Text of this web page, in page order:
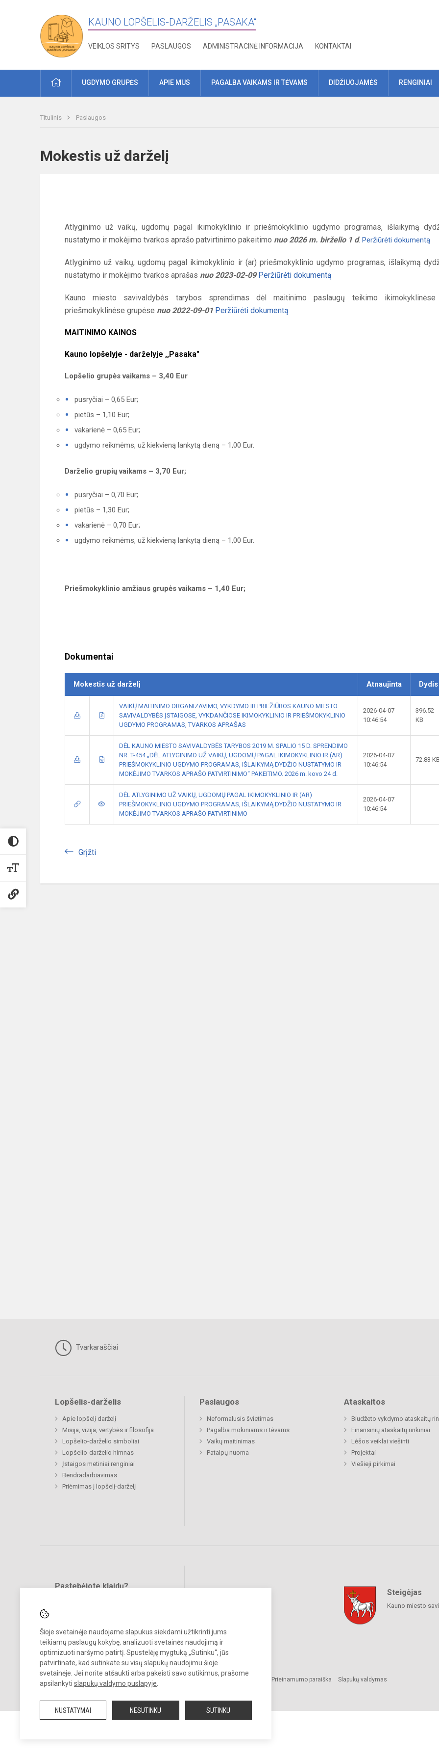
Šioje svetainėje naudojame slapukus siekdami užtikrinti jums
teikiamų paslaugų kokybę, analizuoti svetainės naudojimą ir
optimizuoti naršymo patirtį. Spustelėję mygtuką „Sutinku“, jūs
patvirtinate, kad sutinkate su visų slapukų naudojimu šioje
svetainėje. Jei norite atšaukti arba pakeisti savo sutikimus, prašome
apsilankyti slapukų valdymo puslapyje
NUSTATYMAI NESUTINKU SUTINKU
KAUNO LOPŠELIS-DARŽELIS „PASAKA“
VEIKLOS SRITYS PASLAUGOS ADMINISTRACINĖ INFORMACIJA KONTAKTAI
PRADŽIAUGDYMO GRUPĖS APIE MUS PAGALBA VAIKAMS IR TĖVAMS DIDŽIUOJAMĖS RENGINIAI
Titulinis Paslaugos
Mokestis už darželį
Atlyginimo už vaikų, ugdomų pagal ikimokyklinio ir priešmokyklinio ugdymo programas, išlaikymą
nustatymo ir mokėjimo tvarkos aprašo patvirtinimo pakeitimo nuo 2026 m. birželio 1 d. Peržiūrėti dokumentą
Atlyginimo už vaikų, ugdomų pagal ikimokyklinio ir (ar) priešmokyklinio ugdymo programas, išlaikymą
nustatymo ir mokėjimo tvarkos aprašas nuo 2023-02-09 Peržiūrėti dokumentą
Kauno miesto savivaldybės tarybos sprendimas dėl maitinimo paslaugų teikimo
priešmokyklinėse grupėse nuo 2022-09-01 Peržiūrėti dokumentą
MAITINIMO KAINOS
Kauno lopšelyje - darželyje ,,Pasaka"
Lopšelio grupės vaikams – 3,40 Eur
pusryčiai – 0,65 Eur;
pietūs – 1,10 Eur;
vakarienė – 0,65 Eur;
ugdymo reikmėms, už kiekvieną lankytą dieną – 1,00 Eur.
Darželio grupių vaikams – 3,70 Eur;
pusryčiai – 0,70 Eur;
pietūs – 1,30 Eur;
vakarienė – 0,70 Eur;
ugdymo reikmėms, už kiekvieną lankytą dieną – 1,00 Eur.
Priešmokyklinio amžiaus grupės vaikams – 1,40 Eur;
Dokumentai
Mokestis už darželį Atnaujinta Dydis
VAIKŲ MAITINIMO ORGANIZAVIMO, VYKDYMO IR PRIEŽIŪROS KAUNO MIESTO
SAVIVALDYBĖS ĮSTAIGOSE, VYKDANČIOSE IKIMOKYKLINIO IR PRIEŠMOKYKLINIO
UGDYMO PROGRAMAS, TVARKOS APRAŠAS
2026-04-07
10:46:54
396.52
KB
DĖL KAUNO MIESTO SAVIVALDYBĖS TARYBOS 2019 M. SPALIO 15 D. SPRENDIMO
NR. T-454 „DĖL ATLYGINIMO UŽ VAIKŲ, UGDOMŲ PAGAL IKIMOKYKLINIO IR (AR)
PRIEŠMOKYKLINIO UGDYMO PROGRAMAS, IŠLAIKYMĄ DYDŽIO NUSTATYMO IR
MOKĖJIMO TVARKOS APRAŠO PATVIRTINIMO“ PAKEITIMO. 2026 m. kovo 24 d.
2026-04-07
10:46:54
72.83
DĖL ATLYGINIMO UŽ VAIKŲ, UGDOMŲ PAGAL IKIMOKYKLINIO IR (AR)
PRIEŠMOKYKLINIO UGDYMO PROGRAMAS, IŠLAIKYMĄ DYDŽIO NUSTATYMO IR
MOKĖJIMO TVARKOS APRAŠO PATVIRTINIMO
2026-04-07
10:46:54
Grįžti
Tvarkaraščiai
Lopšelis-darželis
Apie lopšelį darželį
Misija, vizija, vertybės ir filosofija
Lopšelio-darželio simboliai
Lopšelio-darželio himnas
Įstaigos metiniai renginiai
Bendradarbiavimas
Priėmimas į lopšelį-darželį
Paslaugos
Neformalusis švietimas
Pagalba mokiniams ir tėvams
Vaikų maitinimas
Patalpų nuoma
Ataskaitos
Biudžeto vykdymo ataskaitų
Finansinių ataskaitų rinkiniai
Lėšos veiklai viešinti
Projektai
Viešieji pirkimai
Pastebėjote klaidų?
Steigėjas
Kauno miesto
© 2022. Kauno lopšelis-darželis „Pasaka“. Visos teisės saugomos.
Kopijuoti turinį be raštiško įstaigos administracijos sutikimo griežtai
Prieinamumo paraiška Slapukų valdymas